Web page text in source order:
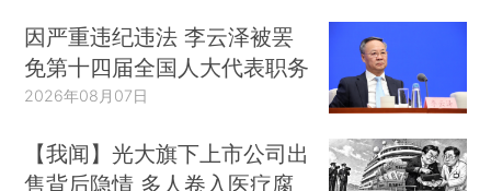
因严重违纪违法 李云泽被罢
免第十四届全国人大代表职务
2026年08月07日
【我闻】光大旗下上市公司出
售背后隐情 多人卷入医疗腐